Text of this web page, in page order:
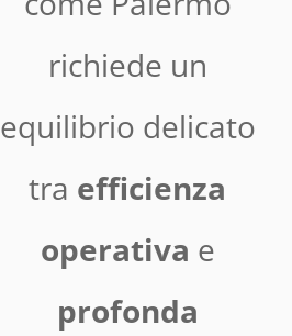
richiede un
equilibrio delicato
tra efficienza
operativa e
profonda